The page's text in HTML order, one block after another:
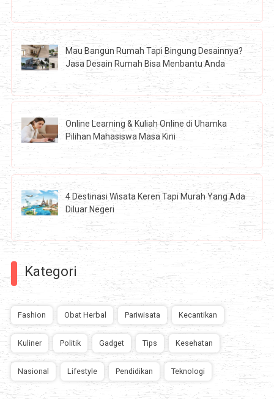
Mau Bangun Rumah Tapi Bingung Desainnya?
Jasa Desain Rumah Bisa Menbantu Anda
Online Learning & Kuliah Online di Uhamka
Pilihan Mahasiswa Masa Kini
4 Destinasi Wisata Keren Tapi Murah Yang Ada
Diluar Negeri
Kategori
Fashion Obat Herbal Pariwisata Kecantikan
Kuliner Politik Gadget Tips Kesehatan
Nasional Lifestyle Pendidikan Teknologi